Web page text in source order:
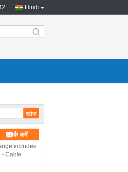
Hindi
search
संपर्क करें
includes
- Cable